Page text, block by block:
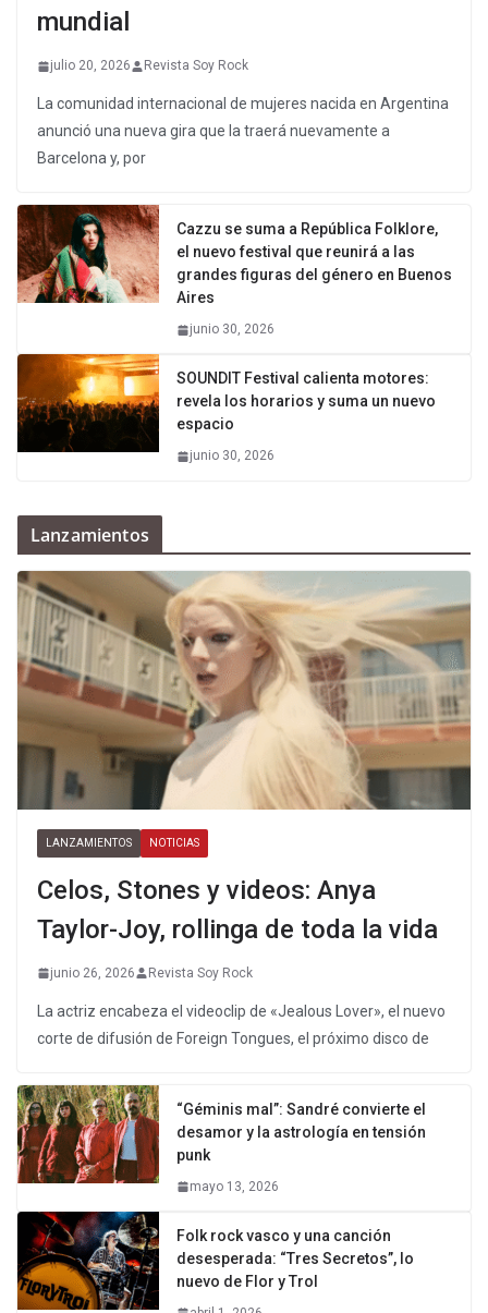
mundial
julio 20, 2026 Revista Soy Rock
La comunidad internacional de mujeres nacida en Argentina
anunció una nueva gira que la traerá nuevamente a
Barcelona y, por
Cazzu se suma a República Folklore,
el nuevo festival que reunirá a las
grandes figuras del género en Buenos
Aires
junio 30, 2026
SOUNDIT Festival calienta motores:
revela los horarios y suma un nuevo
espacio
junio 30, 2026
Lanzamientos
LANZAMIENTOS NOTICIAS
Celos, Stones y videos: Anya
Taylor-Joy, rollinga de toda la vida
junio 26, 2026 Revista Soy Rock
La actriz encabeza el videoclip de «Jealous Lover», el nuevo
corte de difusión de Foreign Tongues, el próximo disco de
“Géminis mal”: Sandré convierte el
desamor y la astrología en tensión
punk
mayo 13, 2026
Folk rock vasco y una canción
desesperada: “Tres Secretos”, lo
nuevo de Flor y Trol